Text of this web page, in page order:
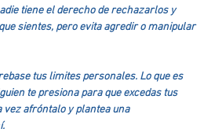
tiene el derecho de rechazarlos y
sientes, pero evita agredir o manipular
tus limites personales. Lo que es
te presiona para que excedas tus
afróntalo y plantea una